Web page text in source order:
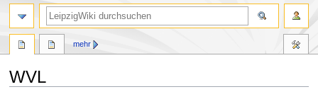
WVL
mehr